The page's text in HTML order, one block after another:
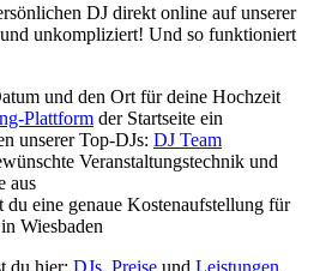
DJ direkt online auf unserer
unkompliziert! Und so funktioniert
und den Ort für deine Hochzeit
Plattform der Startseite ein
unserer Top-DJs: DJ Team
Veranstaltungstechnik und
aus
du eine genaue Kostenaufstellung für
Wiesbaden
du hier: DJs, Preise und Leistungen